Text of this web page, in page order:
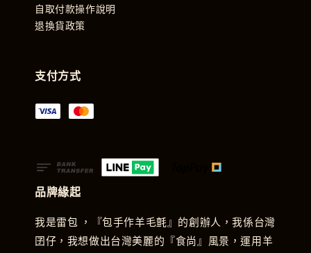
自取付款操作說明
退換貨政策
支付方式
品牌緣起
我是雷包 ，『包手作羊毛氈』的創辦人，我係台灣
囝仔，我想做出台灣美麗的『食尚』風景，運用羊